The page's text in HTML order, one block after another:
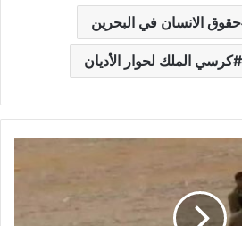
حقوق الانسان في البحرين
كرسي الملك لحوار الأديان